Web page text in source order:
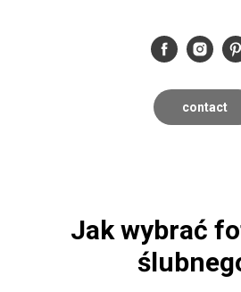
contact
Jak wybrać